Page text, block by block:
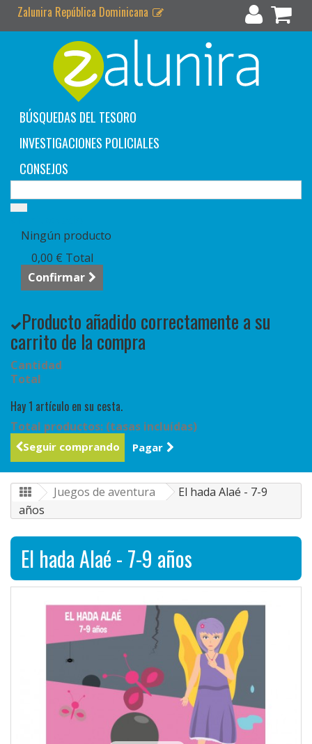
Zalunira República Dominicana
BÚSQUEDAS DEL TESORO
INVESTIGACIONES POLICIALES
CONSEJOS
Ningún producto
0,00 € Total
Confirmar
Producto añadido correctamente a su
carrito de la compra
Cantidad
Total
Hay 1 artículo en su cesta.
Total productos: (tasas incluídas)
Seguir comprando Pagar
Juegos de aventura
El hada Alaé - 7-9
años
El hada Alaé - 7-9 años